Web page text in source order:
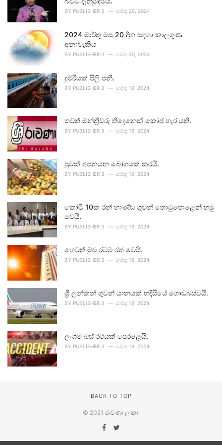
BY PUBLISHER 3 මාර්තු 20, 2024
2024 මාර්තු මස 20 දින සඳහා කාලගුණ
අනාවැකිය
BY PUBLISHER 3 මාර්තු 20, 2024
දුම්රියක් පීලි පනී.
BY PUBLISHER 3 මාර්තු 19, 2024
තවත් මන්ත්‍රීවරු තිදෙනෙක් කෝප් හැර යති.
BY PUBLISHER 3 මාර්තු 19, 2024
පුවක් අපනයන බෝගයක් කරයි.
BY PUBLISHER 3 මාර්තු 19, 2024
කෝටි 10ක රන් භාණ්ඩ ගුවන් තොටුපොළෙන් හමු
වෙයි.
BY PUBLISHER 3 මාර්තු 19, 2024
හෙටත් මුළු රටම රත් වෙයි.
BY PUBLISHER 3 මාර්තු 19, 2024
ශ්‍රී ලන්කන් ගුවන් යානයක් හදිසියේ ගොඩබස්වයි.
BY PUBLISHER 3 මාර්තු 19, 2024
ලංගම බස් රථයක් පෙරළෙයි.
BY PUBLISHER 3 මාර්තු 19, 2024
BACK TO TOP
© 2021 රාවණා ලංකා.